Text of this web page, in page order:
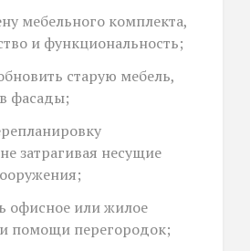
мебельного комплекта,
и функциональность;
старую мебель,
фасады;
затрагивая несущие
или жилое
помощи перегородок;